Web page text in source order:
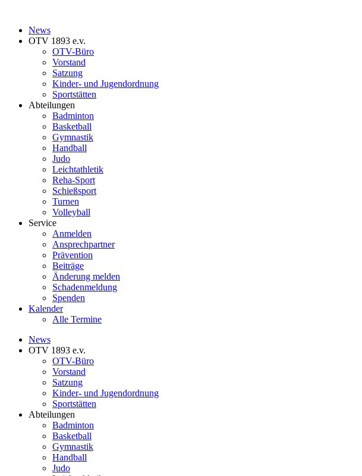
News
OTV 1893 e.v.
OTV-Büro
Vorstand
Satzung
Kinder- und Jugendordnung
Sportstätten
Abteilungen
Badminton
Basketball
Gymnastik
Handball
Judo
Leichtathletik
Reha-Sport
Schießsport
Turnen
Volleyball
Service
Anmelden
Ansprechpartner
Prävention
Beiträge
Änderung melden
Schadenmeldung
Spenden
Kalender
Alle Termine
News
OTV 1893 e.v.
OTV-Büro
Vorstand
Satzung
Kinder- und Jugendordnung
Sportstätten
Abteilungen
Badminton
Basketball
Gymnastik
Handball
Judo